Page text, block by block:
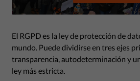
El RGPD es la ley de protección de
mundo. Puede dividirse en tres ejes
transparencia, autodeterminación y
ley más estricta.